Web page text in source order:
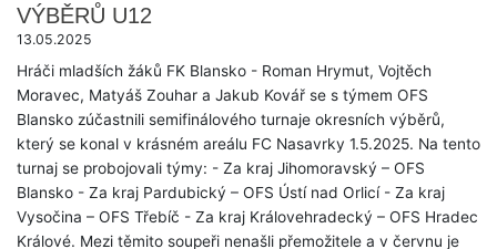
VÝBĚRŮ U12
13.05.2025
Hráči mladších žáků FK Blansko - Roman Hrymut, Vojtěch
Moravec, Matyáš Zouhar a Jakub Kovář se s týmem OFS
Blansko zúčastnili semifinálového turnaje okresních výběrů,
který se konal v krásném areálu FC Nasavrky 1.5.2025. Na tento
turnaj se probojovali týmy: - Za kraj Jihomoravský – OFS
Blansko - Za kraj Pardubický – OFS Ústí nad Orlicí - Za kraj
Vysočina – OFS Třebíč - Za kraj Královehradecký – OFS Hradec
Králové. Mezi těmito soupeři nenašli přemožitele a v červnu je